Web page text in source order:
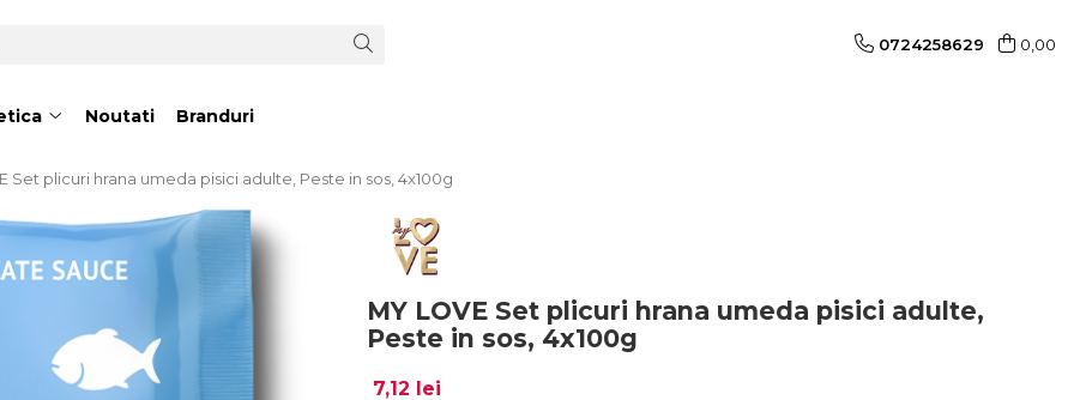
0724258629 0,00
Noutati Branduri
Set plicuri hrana umeda pisici adulte, Peste in sos, 4x100g
MY LOVE Set plicuri hrana umeda pisici adulte,
Peste in sos, 4x100g
7,12 lei